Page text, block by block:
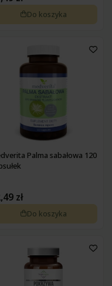
Do koszyka
Palma sabałowa 120
zł
Do koszyka